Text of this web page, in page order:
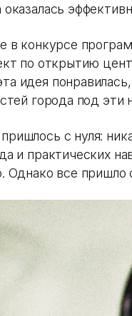
в конкурсе
по открытию
идея
города под эти
с нуля:
и практических
Однако все пришло